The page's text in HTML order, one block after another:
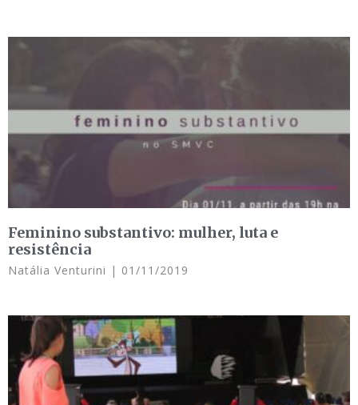
Feminino substantivo: mulher, luta e
resistência
Natália Venturini 01/11/2019